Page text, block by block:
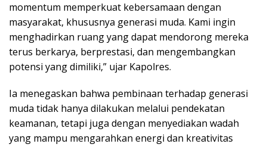
momentum memperkuat kebersamaan dengan
masyarakat, khususnya generasi muda. Kami ingin
menghadirkan ruang yang dapat mendorong mereka
terus berkarya, berprestasi, dan mengembangkan
potensi yang dimiliki,” ujar Kapolres.
Ia menegaskan bahwa pembinaan terhadap generasi
muda tidak hanya dilakukan melalui pendekatan
keamanan, tetapi juga dengan menyediakan wadah
yang mampu mengarahkan energi dan kreativitas